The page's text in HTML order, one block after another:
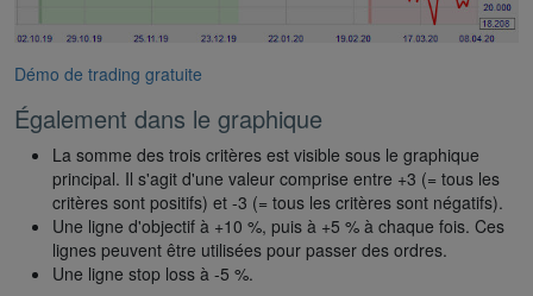
Démo de trading gratuite
Également dans le graphique
La somme des trois critères est visible sous le graphique
principal. Il s'agit d'une valeur comprise entre +3 (= tous les
critères sont positifs) et -3 (= tous les critères sont négatifs).
Une ligne d'objectif à +10 %, puis à +5 % à chaque fois. Ces
lignes peuvent être utilisées pour passer des ordres.
Une ligne stop loss à -5 %.